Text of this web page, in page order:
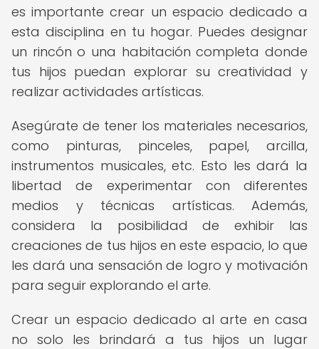
es importante crear un espacio dedicado a
esta disciplina en tu hogar. Puedes designar
un rincón o una habitación completa donde
tus hijos puedan explorar su creatividad y
realizar actividades artísticas.
Asegúrate de tener los materiales necesarios,
como pinturas, pinceles, papel, arcilla,
instrumentos musicales, etc. Esto les dará la
libertad de experimentar con diferentes
medios y técnicas artísticas. Además,
considera la posibilidad de exhibir las
creaciones de tus hijos en este espacio, lo que
les dará una sensación de logro y motivación
para seguir explorando el arte.
Crear un espacio dedicado al arte en casa
no solo les brindará a tus hijos un lugar